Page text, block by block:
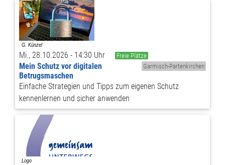
Mi., 28.10.2026 - 14:30 Uhr
Freie Plätze
Garmisch-Partenkirchen
Mein Schutz vor digitalen
Betrugsmaschen
Einfache Strategien und Tipps zum eigenen Schutz
kennenlernen und sicher anwenden